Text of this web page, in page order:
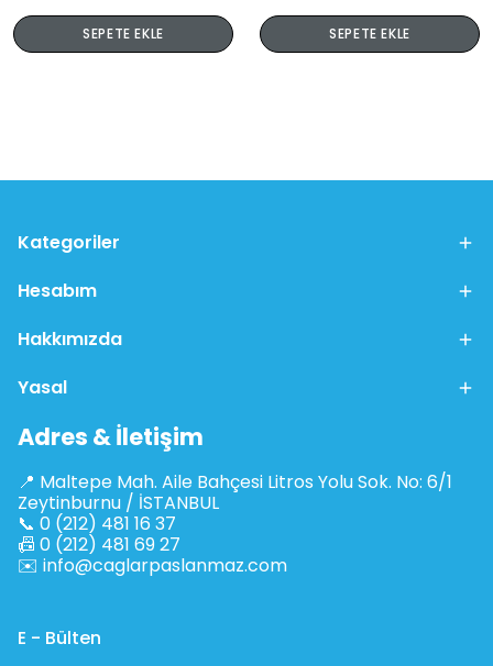
SEPETE EKLE SEPETE EKLE
Kategoriler
Hesabım
Hakkımızda
Yasal
Adres & İletişim
📍 Maltepe Mah. Aile Bahçesi Litros Yolu Sok. No: 6/1
Zeytinburnu / İSTANBUL
📞 0 (212) 481 16 37
📠 0 (212) 481 69 27
✉️ info@caglarpaslanmaz.com
E - Bülten